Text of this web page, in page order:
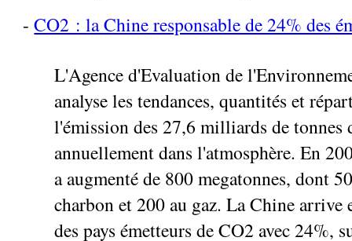
-CO2 : la Chine responsable de 24% des
L'Agence d'Evaluation de
analyse les tendances, quantités et
l'émission des 27,6 milliards de tonnes
annuellement dans l'atmosphère. En
a augmenté de 800 megatonnes, dont
charbon et 200 au gaz. La Chine arrive
des pays émetteurs de CO2 avec 24%,